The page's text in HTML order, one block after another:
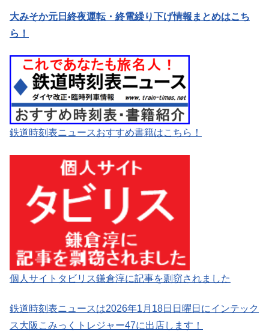
大みそか元日終夜運転・終電繰り下げ情報まとめはこち
ら！
鉄道時刻表ニュースおすすめ書籍はこちら！
個人サイトタビリス鎌倉淳に記事を剽窃されました
鉄道時刻表ニュースは2026年1月18日日曜日にインテック
ス大阪こみっくトレジャー47に出店します！